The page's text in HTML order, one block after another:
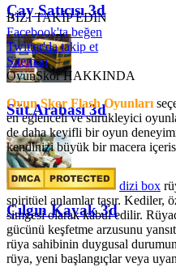
Çay Satıcısı 3d
Süt Arabası 3d
Çılgın Kayak 3d
BİZİ TAKİP EDİN
Facebook'ta beğen
Twitter'da takip et
Sitemap
OyunSkor HAKKINDA
Oyun Skor Flash Oyunları
en eğlenceli ve sürükleyici
de daha keyifli bir oyun
kendinizi büyük bir macera
dizi box
spiritüel anlamlar taşır. Kediler,
simgesi olarak kabul edilir.
gücünü keşfetme arzusunu
rüya sahibinin duygusal
rüya, yeni başlangıçlar veya